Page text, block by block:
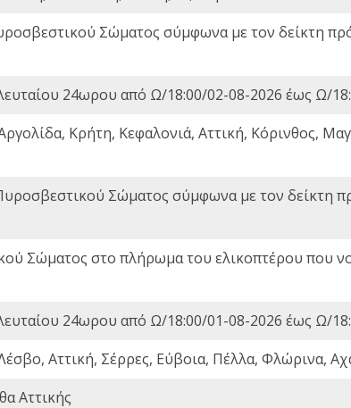
Σώματος σύμφωνα με τον δείκτη
24ωρου από Ω/18:00/02-08-2026 έως Ω/
Κρήτη, Κεφαλονιά, Αττική, Κόρινθος,
Σώματος σύμφωνα με τον δείκτη
Σώματος στο πλήρωμα του ελικοπτέρου που
24ωρου από Ω/18:00/01-08-2026 έως Ω/
Αττική, Σέρρες, Εύβοια, Πέλλα, Φλώρινα,
Αττικής